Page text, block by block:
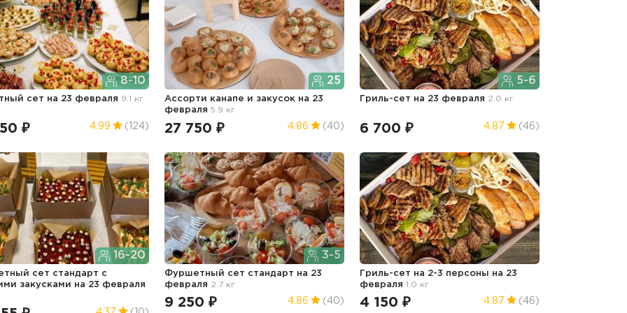
8-10
сет на 23 февраля 9.1 кг
₽ 4.99 (124)
25
Ассорти канапе и закусок на 23
февраля 5.9 кг
27 750 ₽ 4.86 (40)
5-6
Гриль-сет на 23 февраля 2.0 кг
6 700 ₽ 4.87 (46)
16-20
сет стандарт с
закусками на 23 февраля
3-5
Фуршетный сет стандарт на 23
февраля 2.7 кг
9 250 ₽ 4.86 (40)
Гриль-сет на 2-3 персоны на 23
февраля 1.0 кг
4 150 ₽ 4.87 (46)